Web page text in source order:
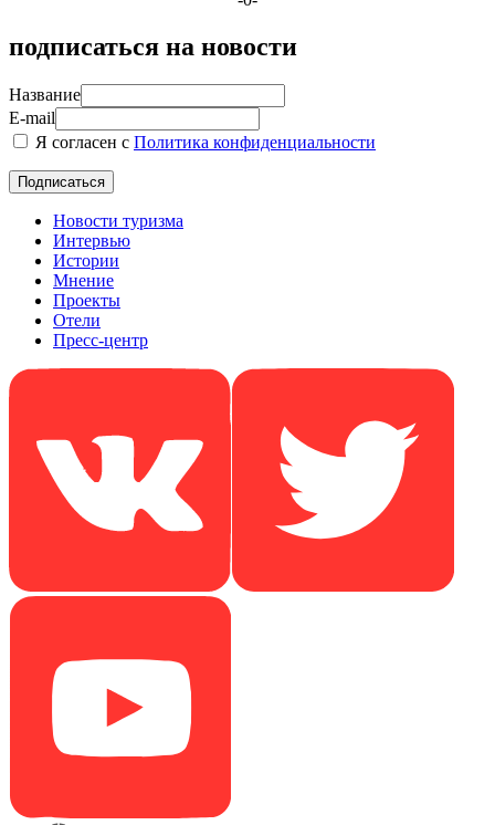
подписаться на новости
Название
E-mail
Я согласен с Политика конфиденциальности
Новости туризма
Интервью
Истории
Мнение
Проекты
Отели
Пресс-центр